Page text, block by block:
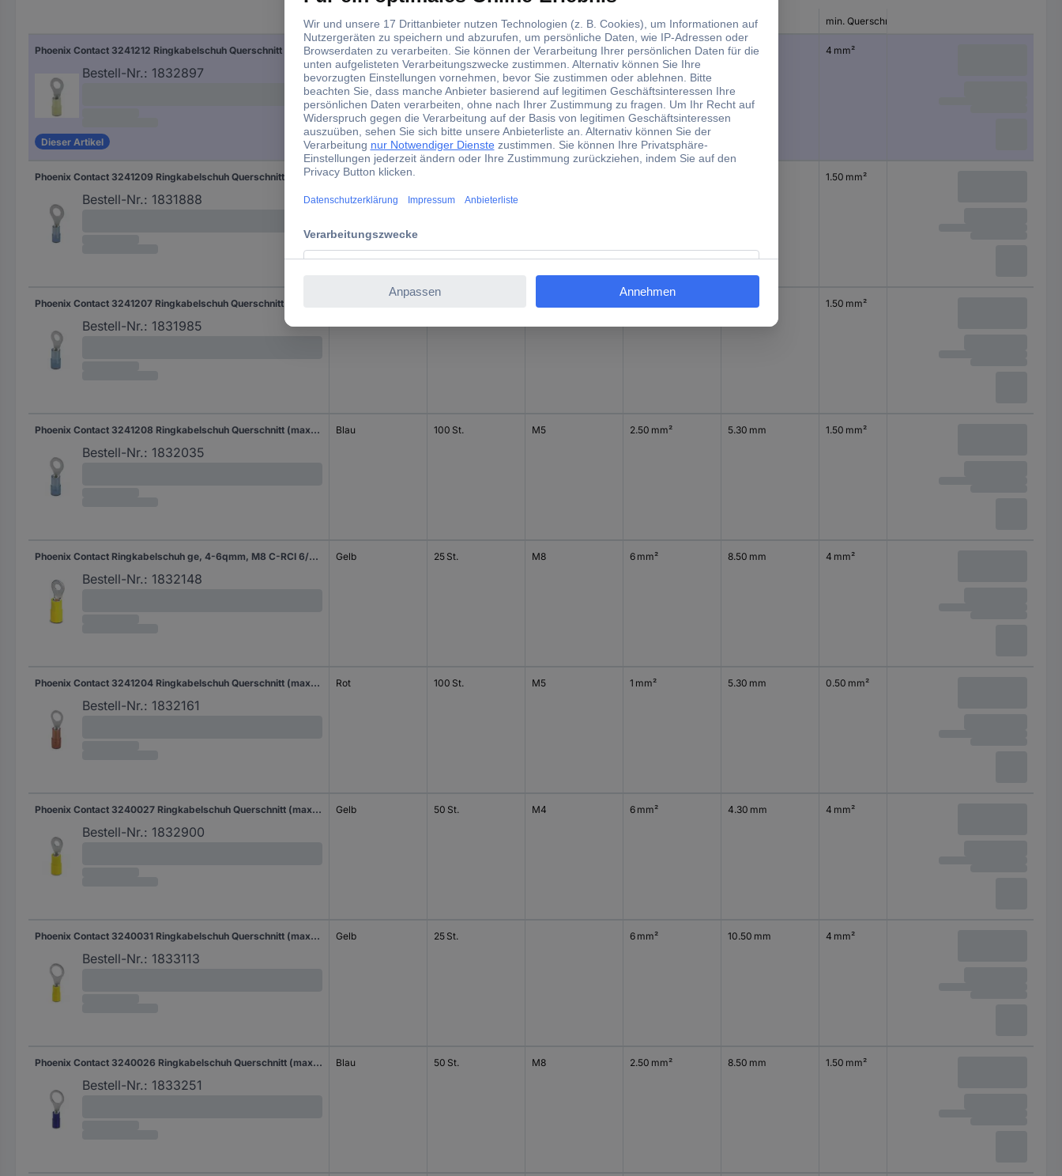
Herstellerfarbe Inhalt Gewinde-Maß max. Querschnitt Loch-Ø min. Querschnitt
Phoenix Contact 3241212 Ringkabelschuh Querschnitt (max.)=6 mm² Loch-Ø=6.50 mm Teilisoliert Gelb 100 St.
Bestell-Nr.: 1832897
Dieser Artikel
Gelb 100 St. M6 6 mm² 6.50 mm 4 mm²
Phoenix Contact 3241209 Ringkabelschuh Querschnitt (max.)=2.50 mm² Loch-Ø=6.50 mm Teilisoliert Blau 100 St.
Bestell-Nr.: 1831888
Blau 1.50 mm²
Bestell-Nr.: 1831985
M4 4.30 mm 1.50 mm²
Phoenix Contact 3241208 Ringkabelschuh Querschnitt (max.)=2.50 mm² Loch-Ø=5.30 mm Teilisoliert Blau 100 St.
Bestell-Nr.: 1832035
Blau 100 St. M5 2.50 mm² 5.30 mm 1.50 mm²
Phoenix Contact Ringkabelschuh ge, 4-6qmm, M8 C-RCI 6/M8
Bestell-Nr.: 1832148
Gelb 25 St. M8 6 mm² 8.50 mm 4 mm²
Phoenix Contact 3241204 Ringkabelschuh Querschnitt (max.)=1 mm² Loch-Ø=5.30 mm Teilisoliert Rot 100 St.
Bestell-Nr.: 1832161
Rot 100 St. M5 1 mm² 5.30 mm 0.50 mm²
Phoenix Contact 3240027 Ringkabelschuh Querschnitt (max.)=6 mm² Loch-Ø=4.30 mm Teilisoliert Gelb 50 St.
Bestell-Nr.: 1832900
Gelb 50 St. M4 6 mm² 4.30 mm 4 mm²
Phoenix Contact 3240031 Ringkabelschuh Querschnitt (max.)=6 mm² Loch-Ø=10.50 mm Teilisoliert Gelb 25 St. Piece
Bestell-Nr.: 1833113
Gelb 25 St. 6 mm² 10.50 mm 4 mm²
Phoenix Contact 3240026 Ringkabelschuh Querschnitt (max.)=2.50 mm² Loch-Ø=8.50 mm Teilisoliert Blau 50 St.
Bestell-Nr.: 1833251
Blau 50 St. M8 2.50 mm² 8.50 mm 1.50 mm²